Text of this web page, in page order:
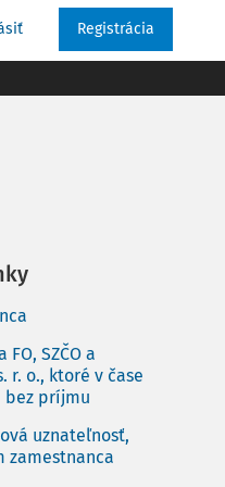
Registrácia
SZČO a
r. o., ktoré v čase
bez príjmu
uznateľnosť,
zamestnanca